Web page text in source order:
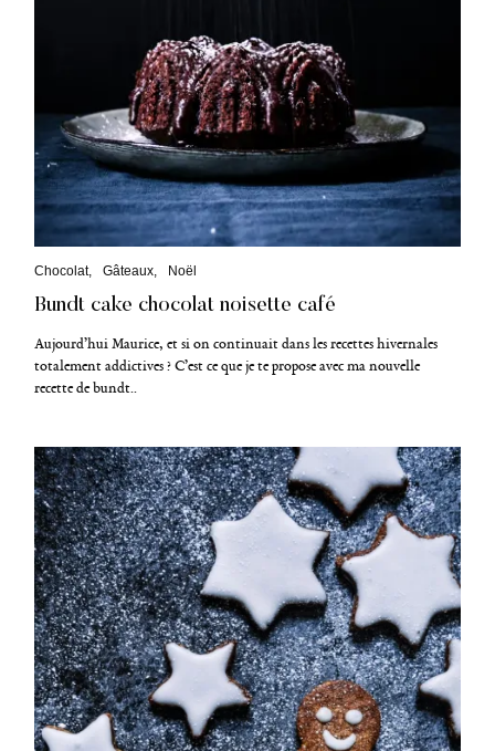
C
t
g
o
i
Chocolat Gâteaux Noël
Bundt cake chocolat noisette café
Aujourd’hui Maurice, et si on continuait dans les recettes hivernales
totalement addictives ? C’est ce que je te propose avec ma nouvelle
recette de bundt..